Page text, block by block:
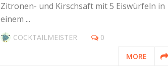
Zitronen- und Kirschsaft mit 5 Eiswürfeln in
einem ...
COCKTAILMEISTER
0
MORE